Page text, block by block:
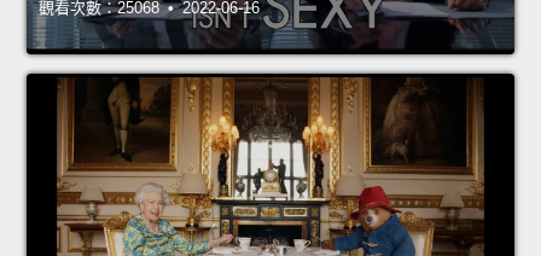
觀看次數：25068 • 2022-06-16